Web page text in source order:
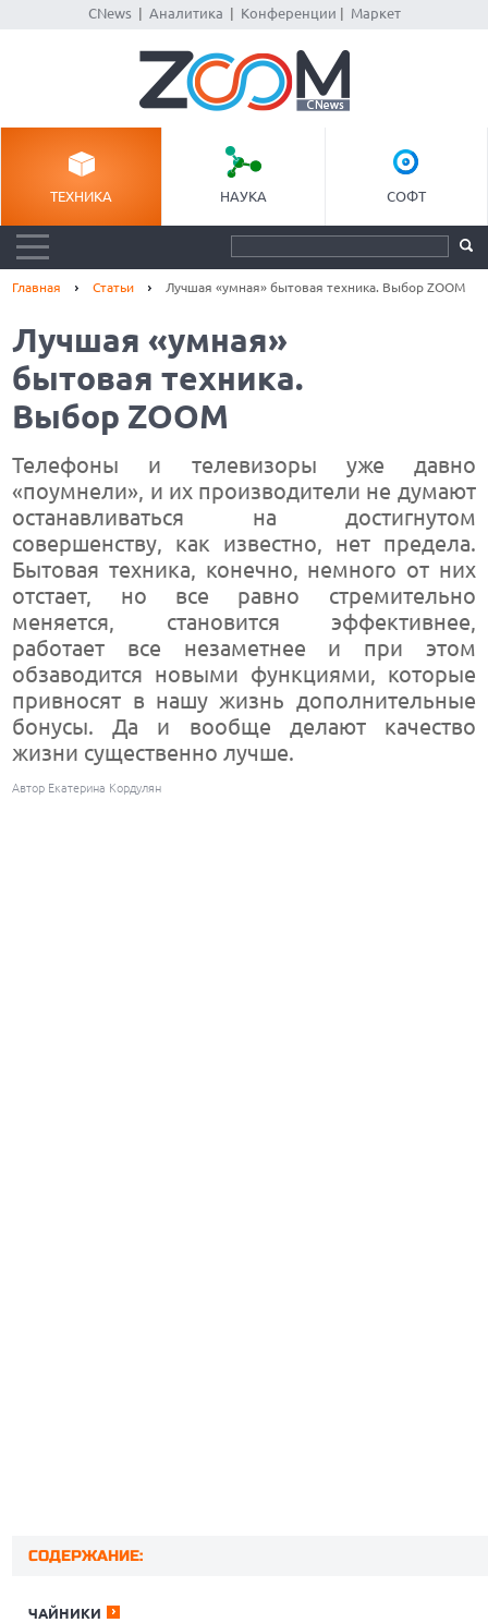
CNews| Аналитика Конференции Маркет
ТЕХНИКА НАУКА СОФТ
Главная Статьи Лучшая «умная» бытовая техника. Выбор ZOOM
Лучшая «умная»
бытовая техника.
Выбор ZOOM
Телефоны и телевизоры уже давно
«поумнели», и их производители не думают
останавливаться на достигнутом
совершенству, как известно, нет предела.
Бытовая техника, конечно, немного от них
отстает, но все равно стремительно
меняется, становится эффективнее,
работает все незаметнее и при этом
обзаводится новыми функциями, которые
привносят в нашу жизнь дополнительные
бонусы. Да и вообще делают качество
жизни существенно лучше.
Автор Екатерина Кордулян
СОДЕРЖАНИЕ:
ЧАЙНИКИ